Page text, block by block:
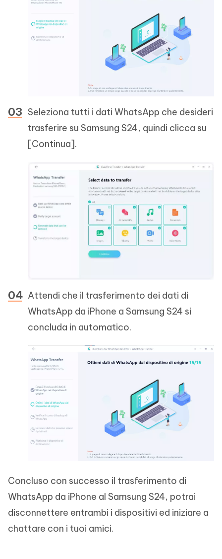
Seleziona tutti i dati WhatsApp che desideri
trasferire su Samsung S24, quindi clicca su
[Continua].
Attendi che il trasferimento dei dati di
WhatsApp da iPhone a Samsung S24 si
concluda in automatico.
Concluso con successo il trasferimento di
WhatsApp da iPhone al Samsung S24, potrai
disconnettere entrambi i dispositivi ed iniziare a
chattare con i tuoi amici.